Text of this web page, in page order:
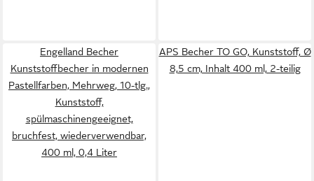
Engelland Becher
Kunststoffbecher in modernen
Pastellfarben, Mehrweg, 10-tlg.,
Kunststoff,
spülmaschinengeeignet,
bruchfest, wiederverwendbar,
400 ml, 0,4 Liter
APS Becher TO GO, Kunststoff, Ø
8,5 cm, Inhalt 400 ml, 2-teilig